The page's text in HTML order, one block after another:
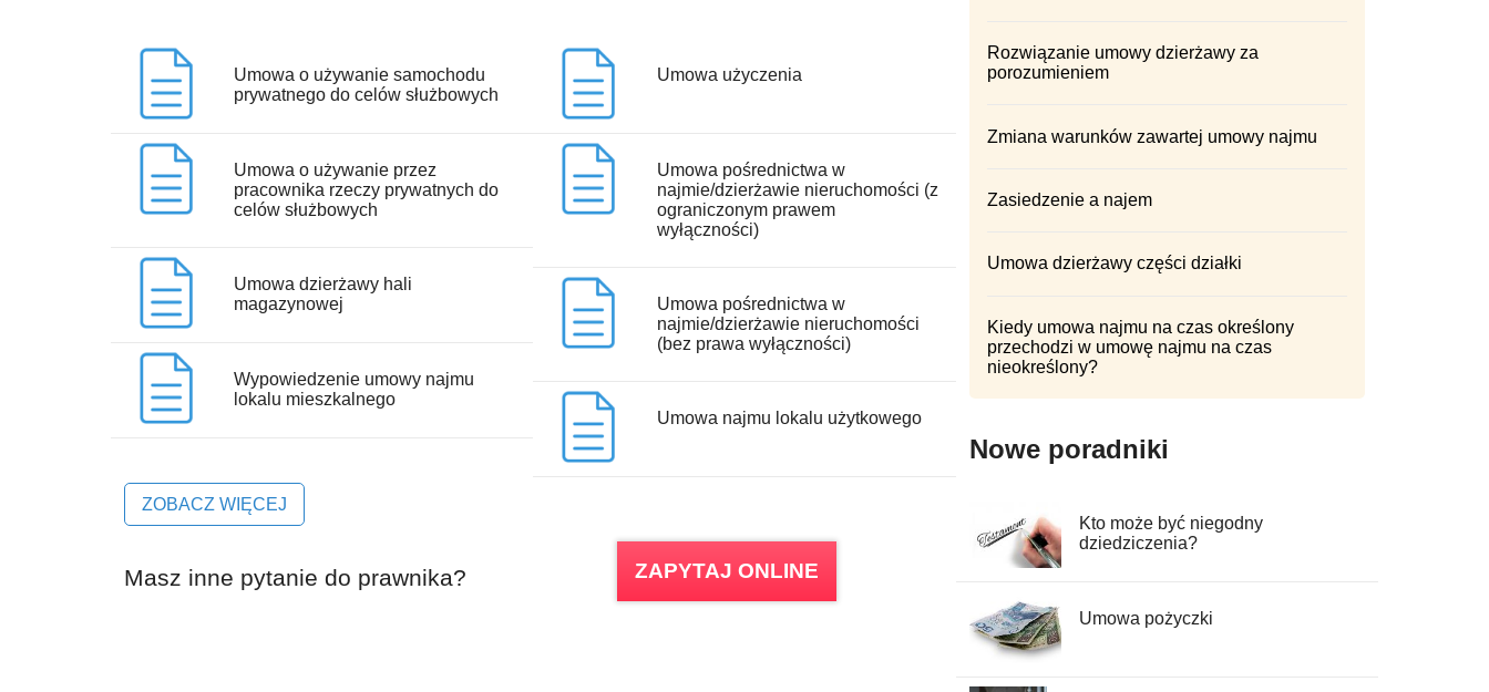
Umowa o używanie samochodu
prywatnego do celów służbowych
Umowa o używanie przez
pracownika rzeczy prywatnych do
celów służbowych
Umowa dzierżawy hali
magazynowej
Wypowiedzenie umowy najmu
lokalu mieszkalnego
Umowa użyczenia
Umowa pośrednictwa w
najmie/dzierżawie nieruchomości (z
ograniczonym prawem
wyłączności)
Umowa pośrednictwa w
najmie/dzierżawie nieruchomości
(bez prawa wyłączności)
Umowa najmu lokalu użytkowego
ZOBACZ WIĘCEJ
Masz inne pytanie do prawnika? ZAPYTAJ ONLINE
Rozwiązanie umowy dzierżawy za
porozumieniem
Zmiana warunków zawartej umowy najmu
Zasiedzenie a najem
Umowa dzierżawy części działki
Kiedy umowa najmu na czas określony
przechodzi w umowę najmu na czas
nieokreślony?
Nowe poradniki
Kto może być niegodny
dziedziczenia?
Umowa pożyczki